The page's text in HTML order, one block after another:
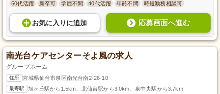
50代活躍 新卒可 学歴不問 40代活躍 年齢不問 時短勤務相談可
お気に入り に追加 応募画面へ進む
南光台ケアセンターそよ風の求人
グループホーム
住所 宮城県仙台市泉区南光台南2-26-10
最寄駅 旭ヶ丘駅から1.5km、北仙台駅から3.0km、泉中央駅から3.7km